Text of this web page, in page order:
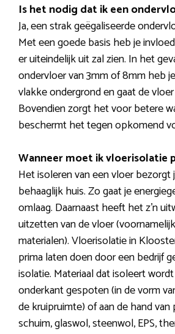
Is het nodig dat ik een
Ja, een strak geëgaliseerde
Met een goede basis heb je
er uiteindelijk uit zal zien. In het
ondervloer van 3mm of 8mm heb
vlakke ondergrond en gaat de
Bovendien zorgt het voor betere
beschermt het tegen opkomend
Wanneer moet ik vloerisolatie
Het isoleren van een vloer bezorgt
behaaglijk huis. Zo gaat je
omlaag. Daarnaast heeft het z’n
uitzetten van de vloer
materialen). Vloerisolatie in
prima laten doen door een bedrijf
isolatie. Materiaal dat isoleert
onderkant gespoten (in de vorm
de kruipruimte) of aan de hand
schuim, glaswol, steenwol, EPS,